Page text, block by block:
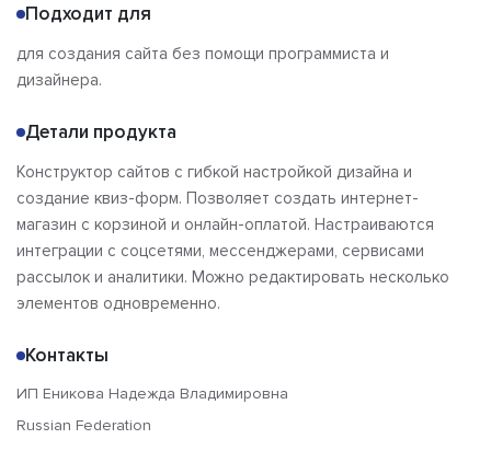
Подходит для
для создания сайта без помощи программиста и
дизайнера.
Детали продукта
Конструктор сайтов с гибкой настройкой дизайна и
создание квиз-форм. Позволяет создать интернет-
магазин с корзиной и онлайн-оплатой. Настраиваются
интеграции с соцсетями, мессенджерами, сервисами
рассылок и аналитики. Можно редактировать несколько
элементов одновременно.
Контакты
ИП Еникова Надежда Владимировна
Russian Federation